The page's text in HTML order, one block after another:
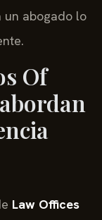
un abogado lo
Of
Law Offices